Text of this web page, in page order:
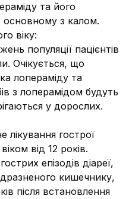
та його
основному з калом.
віку:
популяції пацієнтів
Очікується, що
лопераміду та
з лоперамідом будуть
у дорослих.
лікування гострої
від 12 років.
епізодів діареї,
кишечнику,
після встановлення